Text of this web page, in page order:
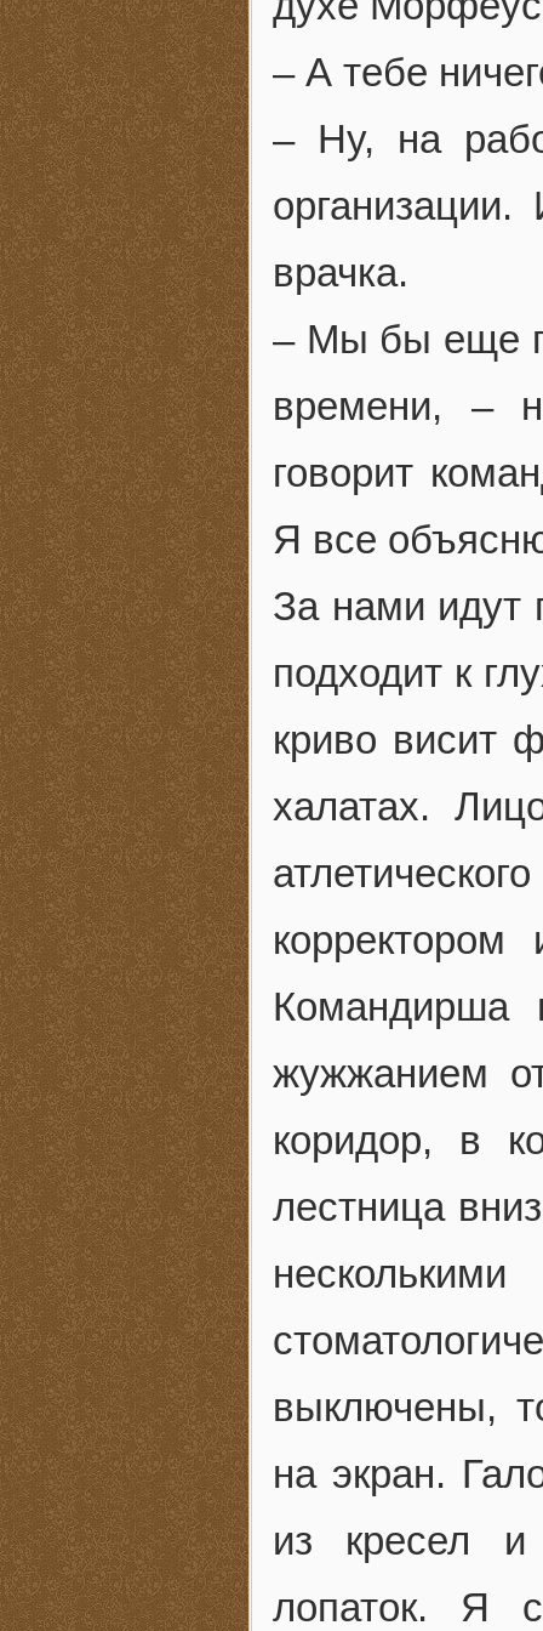
– А тебе
– Ну, на
врачка.
– Мы бы еще
времени, –
говорит
Я все
За нами идут
подходит к
криво висит
халатах.
Командирша
жужжанием
коридор, в
лестница
выключены,
на экран.
из кресел
лопаток. Я